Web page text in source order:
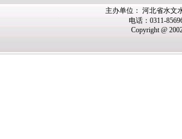
主办单位： 河北省水文
电话：0311-
Copyright @